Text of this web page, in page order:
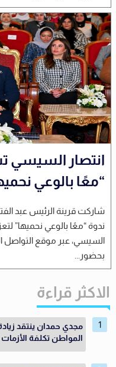
انتصار السيسي
“معًا بالوعي
شاركت قرينة الرئيس عبد
ندوة “معًا بالوعي نحميها”
السيسي، عبر موقع التواصل
بحضور...
الاكثر قراءة
مجدي حمدان ينتقد
المواطن تكلفة الأزمات